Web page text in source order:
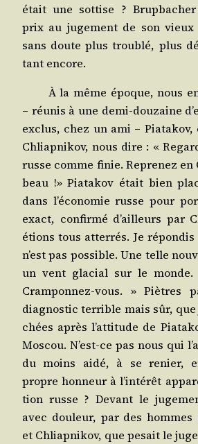
était une sot­tise ?
prix au juge­ment de son
sans doute plus trou­blé, plus
tant encore.
À la même époque, nous
– réunis à une demi-dou­zaine
exclus, chez un ami – Pia­ta­kov,
Chliap­ni­kov, nous dire : «
russe comme finie. Repre­nez
beau !» Pia­ta­kov était bien
dans l’économie russe pour
exact, confir­mé d’ailleurs par
étions tous atter­rés. Je répon­dis
n’est pas pos­sible. Une telle
un vent gla­cial sur le monde.
Cram­pon­nez-vous. » Piètres
diag­nos­tic ter­rible mais sûr,
chées après l’attitude de
Mos­cou. N’est-ce pas nous qui
du moins aidé, à se renier,
propre hon­neur à l’intérêt
tion russe ? Devant le
avec dou­leur, par des hommes
et Chliap­ni­kov, que pesait le